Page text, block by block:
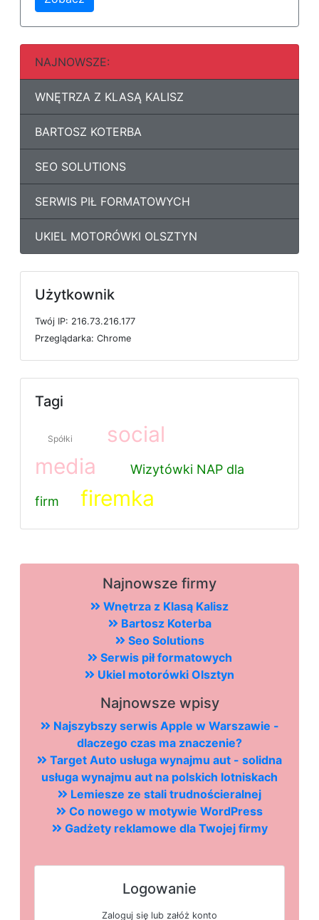
NAJNOWSZE:
WNĘTRZA Z KLASĄ KALISZ
BARTOSZ KOTERBA
SEO SOLUTIONS
SERWIS PIŁ FORMATOWYCH
UKIEL MOTORÓWKI OLSZTYN
Użytkownik
Twój IP: 216.73.216.177
Przeglądarka: Chrome
Tagi
Spółki
social
media
Wizytówki NAP dla
firm firemka
Najnowsze firmy
Wnętrza z Klasą Kalisz
Bartosz Koterba
Seo Solutions
Serwis pił formatowych
Ukiel motorówki Olsztyn
Najnowsze wpisy
Najszybszy serwis Apple w Warszawie -
dlaczego czas ma znaczenie?
Target Auto usługa wynajmu aut - solidna
usługa wynajmu aut na polskich lotniskach
Lemiesze ze stali trudnościeralnej
Co nowego w motywie WordPress
Gadżety reklamowe dla Twojej firmy
Logowanie
Zaloguj się lub załóż konto